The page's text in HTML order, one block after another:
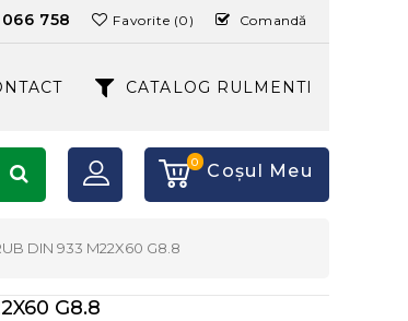
758 Favorite (0) Comandă
CATALOG RULMENTI
0 Coşul Meu
DIN 933 M22X60 G8.8
G8.8